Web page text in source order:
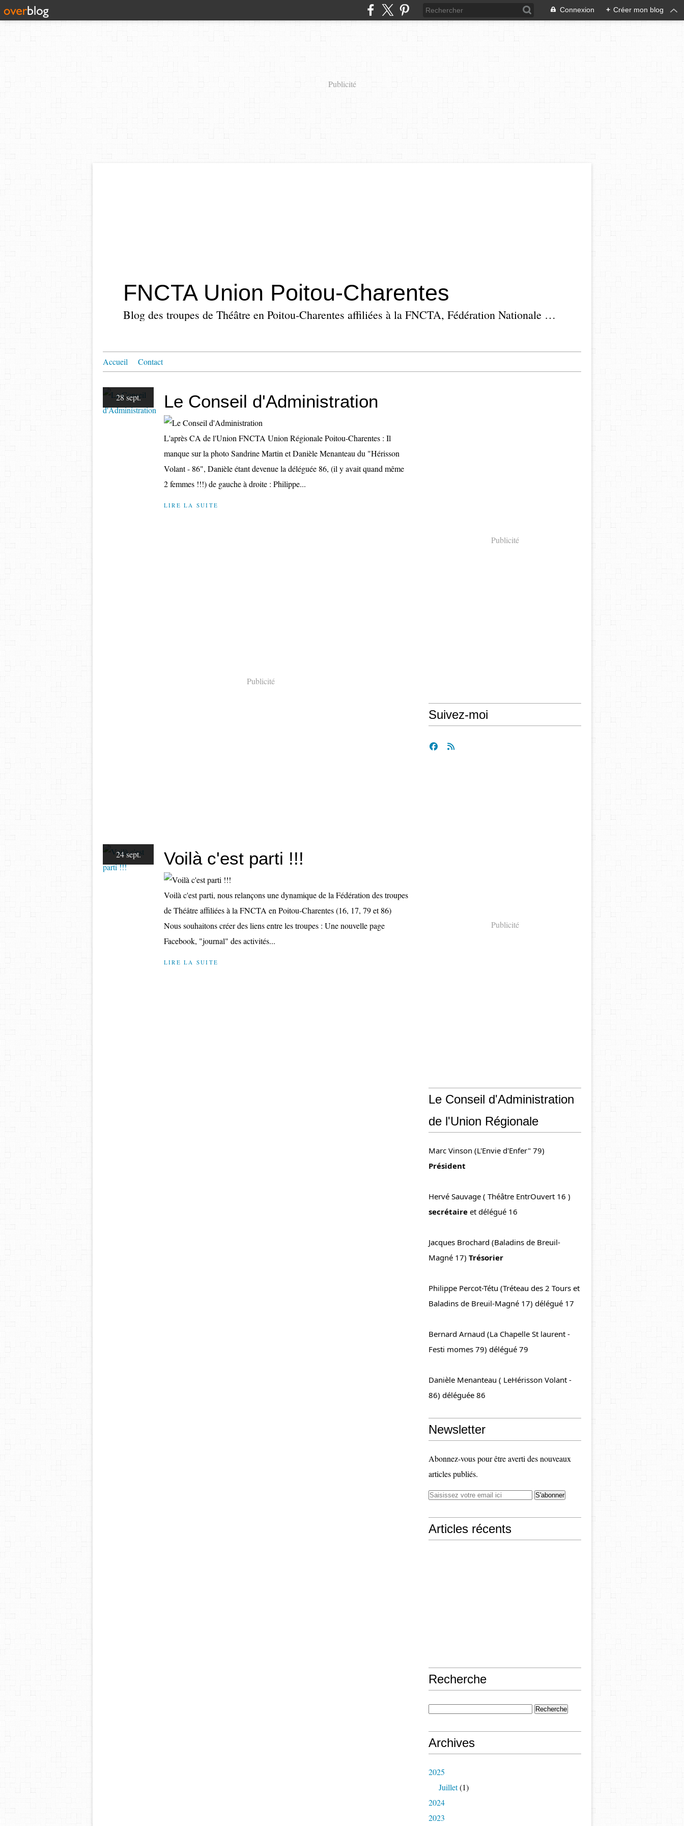
Connexion + Créer mon blog
Publicité
FNCTA Union Poitou-Charentes
Blog des troupes de Théâtre en Poitou-Charentes affiliées à la FNCTA, Fédération Nationale des Troupes de théâtre et d'animation
Accueil Contact
28 sept. Le Conseil d'Administration
L'après CA de l'Union FNCTA Union Régionale Poitou-Charentes : Il
manque sur la photo Sandrine Martin et Danièle Menanteau du "Hérisson
Volant - 86", Danièle étant devenue la déléguée 86, (il y avait quand même
2 femmes !!!) de gauche à droite : Philippe...
LIRE LA SUITE
Publicité
24 sept. Voilà c'est parti !!!
Voilà c'est parti, nous relançons une dynamique de la Fédération des troupes
de Théâtre affiliées à la FNCTA en Poitou-Charentes (16, 17, 79 et 86)
Nous souhaitons créer des liens entre les troupes : Une nouvelle page
Facebook, "journal" des activités...
LIRE LA SUITE
Publicité
Suivez-moi
Publicité
Le Conseil d'Administration
de l'Union Régionale
Président
secrétaire et délégué 16
Jacques Brochard (Baladins de Breuil-
Magné 17) Trésorier
Philippe Percot-Tétu (Tréteau des 2 Tours et
Baladins de Breuil-Magné 17) délégué 17
Bernard Arnaud (La Chapelle St laurent -
Festi momes 79) délégué 79
Danièle Menanteau ( LeHérisson Volant -
86) déléguée 86
Newsletter
Abonnez-vous pour être averti des nouveaux
articles publiés.
Articles récents
Recherche
Archives
2025
Juillet(1)
2024
2023